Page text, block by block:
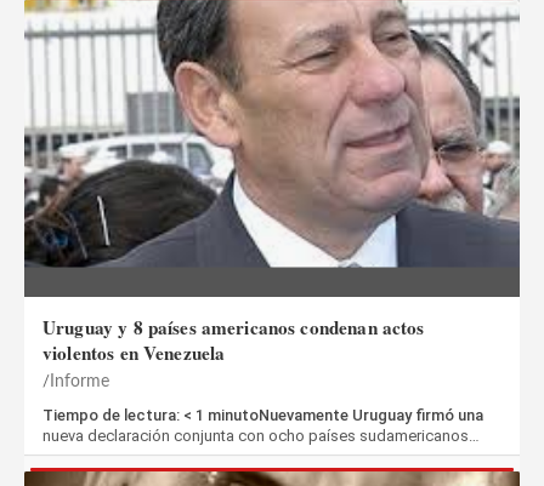
Uruguay y 8 países americanos condenan actos
violentos en Venezuela
Informe
Tiempo de lectura: < 1 minutoNuevamente Uruguay firmó una
nueva declaración conjunta con ocho países sudamericanos…